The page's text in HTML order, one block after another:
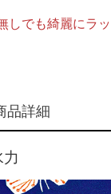
ら
ちら
しでも綺麗にラッ
品詳細